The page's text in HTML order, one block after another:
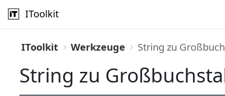
IToolkit
IToolkit Werkzeuge String zu
String zu